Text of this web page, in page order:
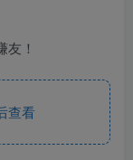
！
查看